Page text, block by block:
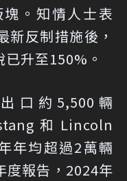
。知情人士表
新反制措施後，
升至150%。
口約5,500輛
和Lincoln
年均超過2萬輛
度報告，2024年